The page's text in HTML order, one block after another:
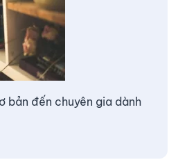
bản đến chuyên gia dành